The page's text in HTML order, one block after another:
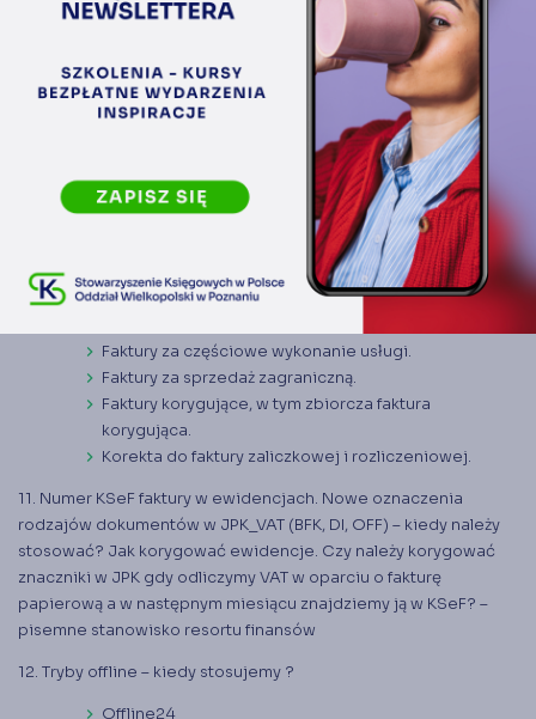
6. Wizualizacja faktury ustrukturyzowanej. Zasady używania
kodów QR. Czy dopuszczalne są różnice pomiędzy XML a pdf?
7. Data wystawienia i data otrzymania faktury
ustrukturyzowanej. Ujęcie do VAT, PIT, CIT (przychodowe i
kosztowe). Orzeczenie TSUE zmieniające praktykę w podatku
8. Refakturowanie w dobie KSeF.
9. Prawidłowe przeliczenie waluty na fakturze KSeF.
10. Najczęstsze błędy w mapowaniu faktur do wzoru FA(3).
Data sprzedaży na fakturze.
Faktura zaliczkowa i faktura rozliczeniowa.
Faktury za częściowe wykonanie usługi.
Faktury za sprzedaż zagraniczną.
Faktury korygujące, w tym zbiorcza faktura
korygująca.
Korekta do faktury zaliczkowej i rozliczeniowej.
11. Numer KSeF faktury w ewidencjach. Nowe oznaczenia
rodzajów dokumentów w JPK_VAT (BFK, DI, OFF) – kiedy należy
stosować? Jak korygować ewidencje. Czy należy korygować
znaczniki w JPK gdy odliczymy VAT w oparciu o fakturę
papierową a w następnym miesiącu znajdziemy ją w KSeF? –
pisemne stanowisko resortu finansów
12. Tryby offline – kiedy stosujemy ?
Offline24